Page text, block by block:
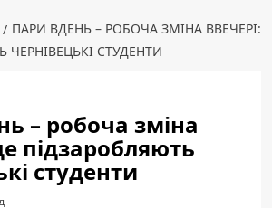
ПАРИ ВДЕНЬ – РОБОЧА ЗМІНА ВВЕЧЕРІ:
СТУДЕНТИ
– робоча зміна
підзаробляють
студенти